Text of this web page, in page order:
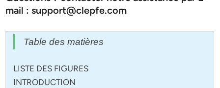
mail : support@clepfe.com
Table des matières
LISTE DES FIGURES
INTRODUCTION